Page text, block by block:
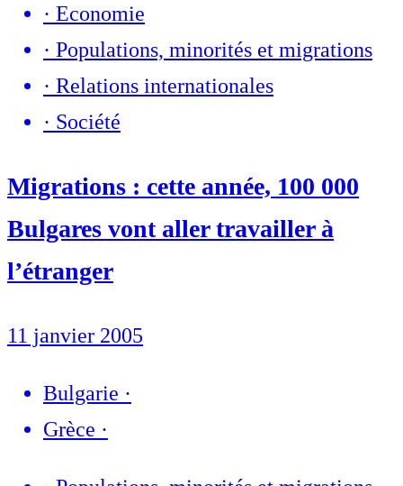
· Economie
· Populations, minorités et migrations
· Relations internationales
· Société
Migrations : cette année, 100 000
Bulgares vont aller travailler à
l’étranger
11 janvier 2005
Bulgarie ·
Grèce ·